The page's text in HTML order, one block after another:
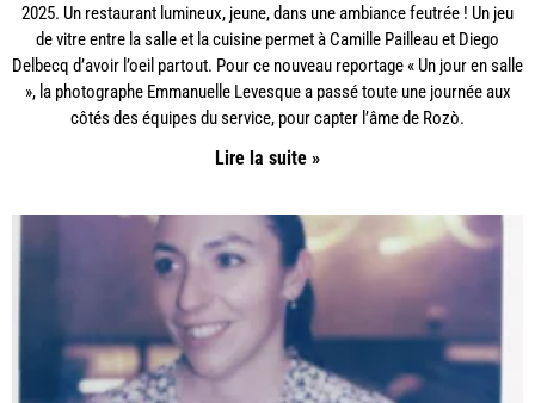
2025. Un restaurant lumineux, jeune, dans une ambiance feutrée ! Un jeu
de vitre entre la salle et la cuisine permet à Camille Pailleau et Diego
Delbecq d’avoir l’oeil partout. Pour ce nouveau reportage « Un jour en salle
», la photographe Emmanuelle Levesque a passé toute une journée aux
côtés des équipes du service, pour capter l’âme de Rozò.
Lire la suite »